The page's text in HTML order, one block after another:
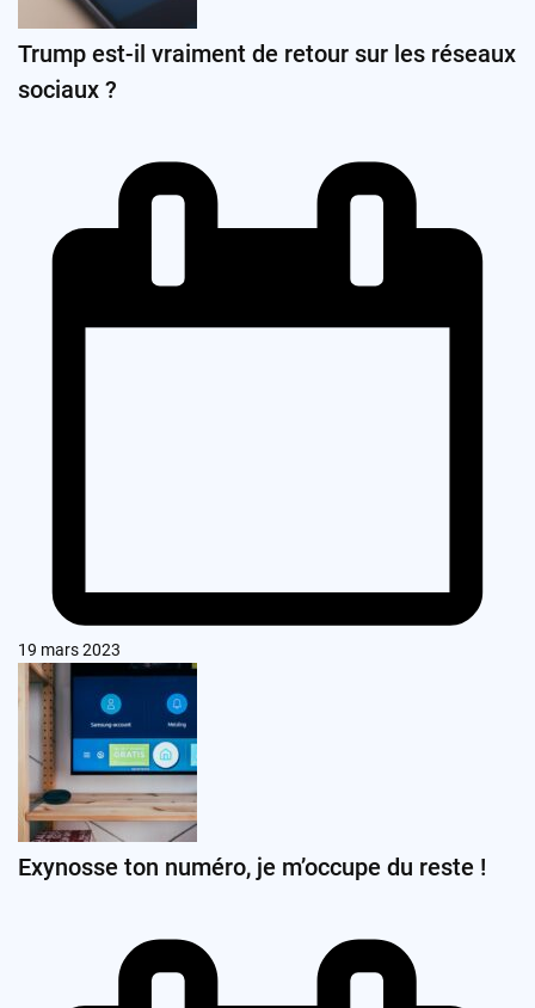
Trump est-il vraiment de retour sur les réseaux
sociaux ?
19 mars 2023
Exynosse ton numéro, je m’occupe du reste !